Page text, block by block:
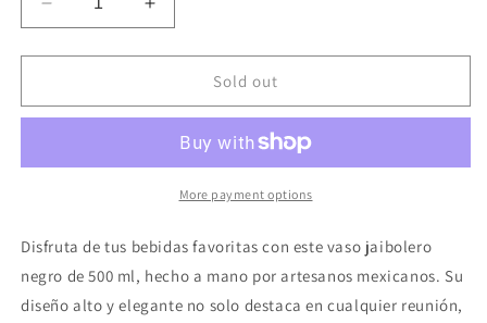
Decrease
quantity
for
JAIBOLERO
Increase
quantity
for
JAIBOLERO
500ML
Sold out
More payment options
Disfruta de tus bebidas favoritas con este vaso jaibolero
negro de 500 ml, hecho a mano por artesanos mexicanos. Su
diseño alto y elegante no solo destaca en cualquier reunión,